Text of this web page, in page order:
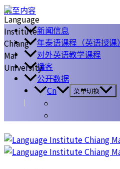
跳至内容
新闻信息
年泰语课程（英语授课）
对外英语教学课程
播客
公开数据
Cn
菜单切换